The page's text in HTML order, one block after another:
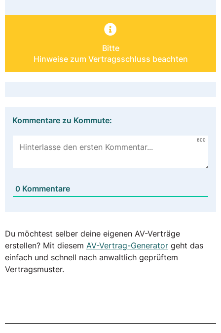
Bitte
Hinweise zum Vertragsschluss beachten
Kommentare zu Kommute:
800
0 Kommentare
Du möchtest selber deine eigenen AV-Verträge
erstellen? Mit diesem AV-Vertrag-Generator geht das
einfach und schnell nach anwaltlich geprüftem
Vertragsmuster.